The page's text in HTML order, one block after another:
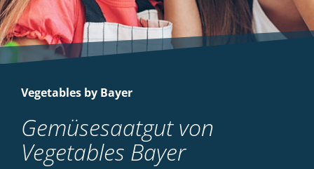
Vegetables by Bayer
Gemüsesaatgut von
Vegetables Bayer